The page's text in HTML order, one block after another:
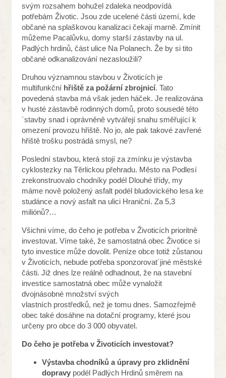
svým rozsahem bohužel zdaleka neodpovídá
potřebám Životic. Jsou zde ucelené části území, kde
občané na splaškovou kanalizaci čekají marně. Zmínit
můžeme Pacalůvku, domy starší zástavby na ul.
Padlých hrdinů, část ulice Na Polanech. Že by si tito
občané odkanalizování nezasloužili?
Druhou významnou stavbou v Životicích je
multifunkční hřiště za požární zbrojnicí. Tato
povedená stavba má však jeden háček. Je realizována
v husté zástavbě rodinných domů, proto sousedé této
´stavby snad i oprávněně vytvářejí snahu směřující k
omezení provozu hřiště. No jo, ale pak takové zavřené
hřiště trošku postrádá smysl, ne?
Poslední stavbou, která stojí za zmínku je výstavba
cyklostezky na Těrlickou přehradu. Město na Podlesí
zrekonstruovalo chodníky podél Dlouhé třídy, my
máme nově položený asfalt podél bludovického lesa ke
studánce a nový asfalt na ulici Hraniční. Za 5,3
miliónů?…
Všichni víme, do čeho je potřeba v Životicích prioritně
investovat. Víme také, že samostatná obec Životice si
tyto investice může dovolit. Peníze obce totiž zůstanou
v Životicích, nebude potřeba sponzorovat´jiné městské
části. Již dnes lze reálně odhadnout, že na stavební
investice samostatná obec může vynaložit
dvojnásobné množství svých
vlastních prostředků, než je tomu dnes. Samozřejmě
obec také dosáhne na dotační programy, které jsou
určeny pro obce do 3 000 obyvatel.
Do čeho je potřeba v Životicích investovat?
Výstavba chodníků a úpravy pro zklidnění
dopravy podél Padlých Hrdinů směrem na